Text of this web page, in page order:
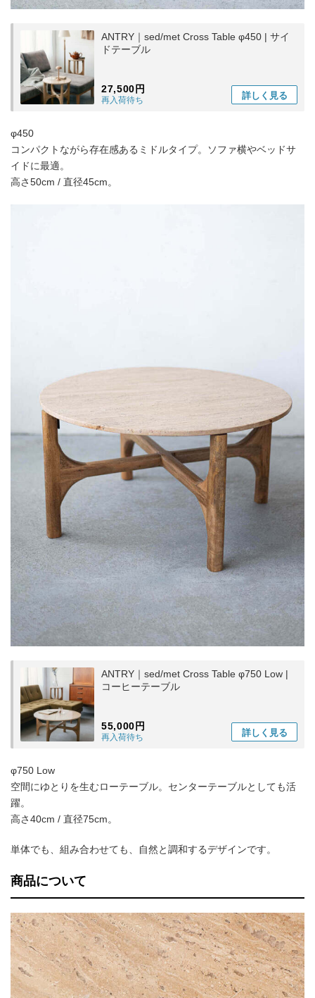
ANTRY｜sed/met Cross Table φ450 | サイ
ドテーブル
27,500円
再入荷待ち 詳しく 見る
φ450
コンパクトながら存在感あるミドルタイプ。ソファ横やベッドサ
イドに最適。
高さ50cm / 直径45cm。
ANTRY｜sed/met Cross Table φ750 Low |
コーヒーテーブル
55,000円
再入荷待ち 詳しく 見る
φ750 Low
空間にゆとりを生むローテーブル。センターテーブルとしても活
躍。
高さ40cm / 直径75cm。
単体でも、組み合わせても、自然と調和するデザインです。
商品について